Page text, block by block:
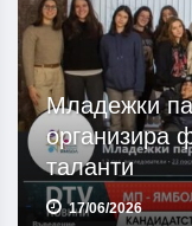
Младежки
организира
таланти
17/06/2026